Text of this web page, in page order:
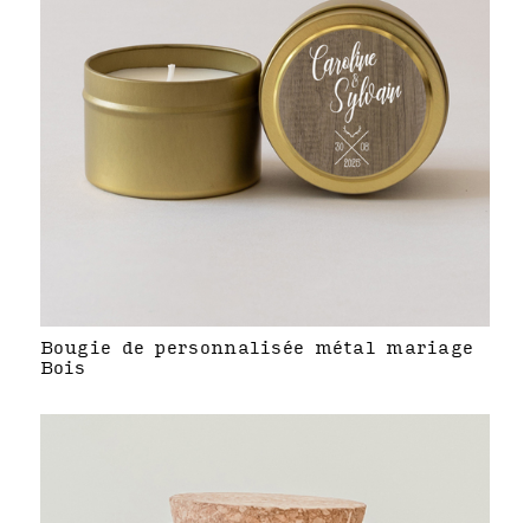
Bougie de personnalisée métal mariage
Bois